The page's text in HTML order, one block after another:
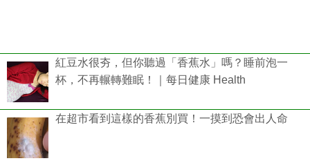
紅豆水很夯，但你聽過「香蕉水」嗎？睡前泡一
杯，不再輾轉難眠！｜每日健康 Health
在超市看到這樣的香蕉別買！一摸到恐會出人命